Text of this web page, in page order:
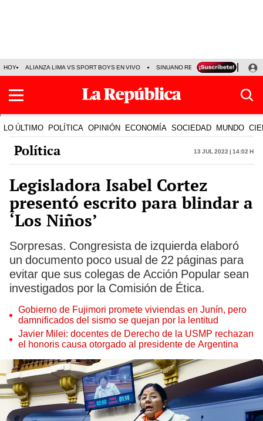
HOY ALIANZA LIMA VS SPORT BOYS EN VIVO SINUANO RESULTADOS HOY
LO ÚLTIMO POLÍTICA OPINIÓN ECONOMÍA SOCIEDAD MUNDO
Política 13 Jul 2022 | 14:02 h
Legisladora Isabel Cortez
presentó escrito para blindar a
‘Los Niños’
Sorpresas. Congresista de izquierda elaboró
un documento poco usual de 22 páginas para
evitar que sus colegas de Acción Popular sean
investigados por la Comisión de Ética.
Gobierno de Fujimori promete viviendas en Junín, pero
damnificados del sismo se quejan por la lentitud
Javier Milei: docentes de Derecho de la USMP rechazan
el honoris causa otorgado al presidente de Argentina